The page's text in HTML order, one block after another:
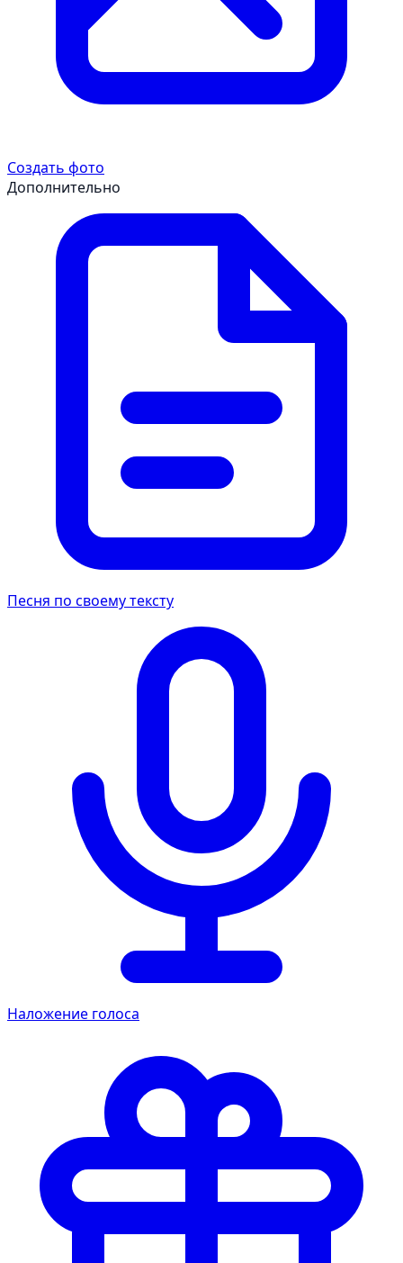
Создать фото
Дополнительно
Песня по своему тексту
Наложение голоса